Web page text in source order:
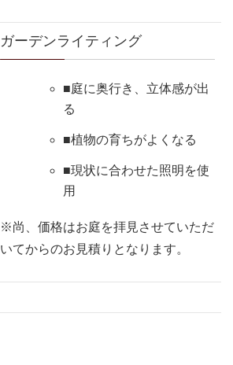
ガーデンライティング
■庭に奥行き、立体感が出
る
■植物の育ちがよくなる
■現状に合わせた照明を使
用
※尚、価格はお庭を拝見させていただ
いてからのお見積りとなります。